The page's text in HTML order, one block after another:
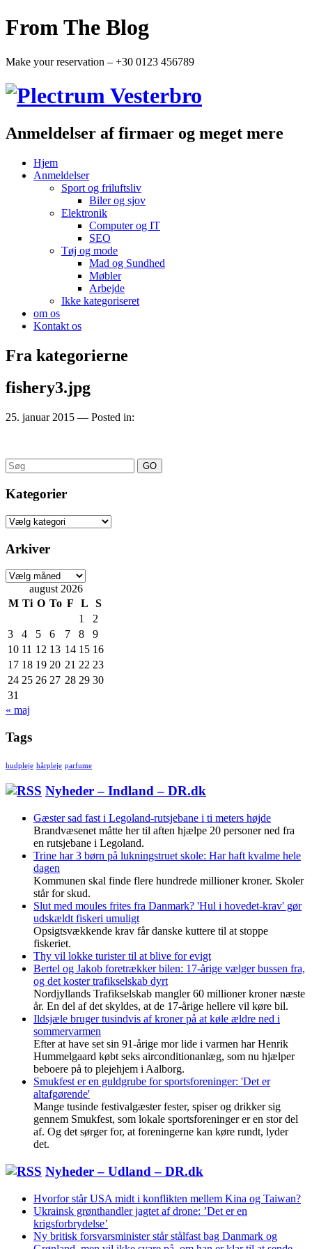
From The Blog
Make your reservation – +30 0123 456789
Anmeldelser af firmaer og meget mere
Hjem
Anmeldelser
Sport og friluftsliv
Biler og sjov
Elektronik
Computer og IT
SEO
Tøj og mode
Mad og Sundhed
Møbler
Arbejde
Ikke kategoriseret
om os
Kontakt os
Fra kategorierne
fishery3.jpg
25. januar 2015 — Posted in:
Search
for:
Kategorier
Kategorier
Arkiver
Arkiver
august 2026
M Ti O To F L
S
1
2
3
4 5 6 7 8
9
10 11 12 13 14 15 16
17 18 19 20 21 22 23
24 25 26 27 28 29 30
31
« maj
Tags
hudpleje hårpleje parfume
Nyheder – Indland – DR.dk
Gæster sad fast i Legoland-rutsjebane i ti meters højde
Brandvæsenet måtte her til aften hjælpe 20 personer ned fra
en rutsjebane i Legoland.
Trine har 3 børn på lukningstruet skole: Har haft kvalme hele
dagen
Kommunen skal finde flere hundrede millioner kroner. Skoler
står for skud.
Slut med moules frites fra Danmark? 'Hul i hovedet-krav' gør
udskældt fiskeri umuligt
Opsigtsvækkende krav får danske kuttere til at stoppe
fiskeriet.
Thy vil lokke turister til at blive for evigt
Bertel og Jakob foretrækker bilen: 17-årige vælger bussen fra,
og det koster trafikselskab dyrt
Nordjyllands Trafikselskab mangler 60 millioner kroner næste
år. En del af det skyldes, at de 17-årige hellere vil køre bil.
Ildsjæle bruger tusindvis af kroner på at køle ældre ned i
sommervarmen
Efter at have set sin 91-årige mor lide i varmen har Henrik
Hummelgaard købt seks airconditionanlæg, som nu hjælper
beboere på to plejehjem i Aalborg.
Smukfest er en guldgrube for sportsforeninger: 'Det er
altafgørende'
Mange tusinde festivalgæster fester, spiser og drikker sig
gennem Smukfest, som lokale sportsforeninger er en stor del
af. Og det sørger for, at foreningerne kan køre rundt, lyder
det.
Nyheder – Udland – DR.dk
Hvorfor står USA midt i konflikten mellem Kina og Taiwan?
Ukrainsk grønthandler jagtet af drone: ’Det er en
krigsforbrydelse’
Ny britisk forsvarsminister står stålfast bag Danmark og